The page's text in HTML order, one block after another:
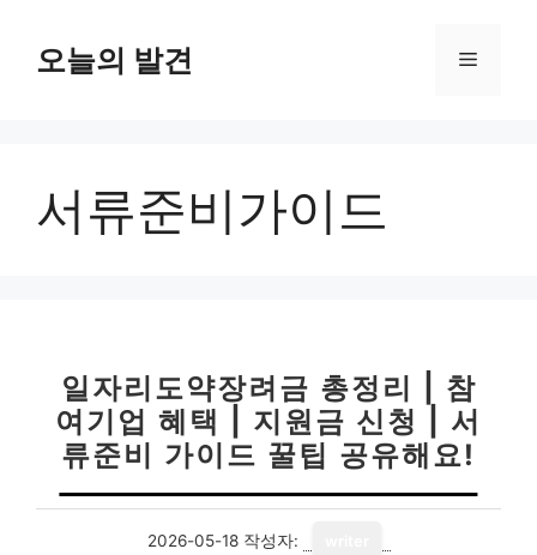
오늘의 발견 메
서류준비가이드
일자리도약장려금 총정리 | 참
여기업 혜택 | 지원금 신청 | 서
류준비 가이드 꿀팁 공유해요!
2026-05-18 작성자: